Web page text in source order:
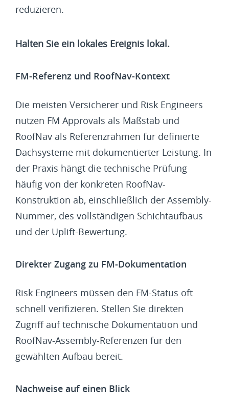
reduzieren.
Halten Sie ein lokales Ereignis lokal.
FM-Referenz und RoofNav-Kontext
Die meisten Versicherer und Risk Engineers
nutzen FM Approvals als Maßstab und
RoofNav als Referenzrahmen für definierte
Dachsysteme mit dokumentierter Leistung. In
der Praxis hängt die technische Prüfung
häufig von der konkreten RoofNav-
Konstruktion ab, einschließlich der Assembly-
Nummer, des vollständigen Schichtaufbaus
und der Uplift-Bewertung.
Direkter Zugang zu FM-Dokumentation
Risk Engineers müssen den FM-Status oft
schnell verifizieren. Stellen Sie direkten
Zugriff auf technische Dokumentation und
RoofNav-Assembly-Referenzen für den
gewählten Aufbau bereit.
Nachweise auf einen Blick